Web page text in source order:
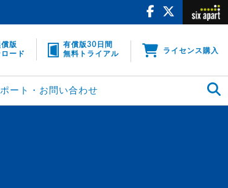
版
ード
有償版30日間
無料トライアル
ライセンス購入
ート・お問い合わせ